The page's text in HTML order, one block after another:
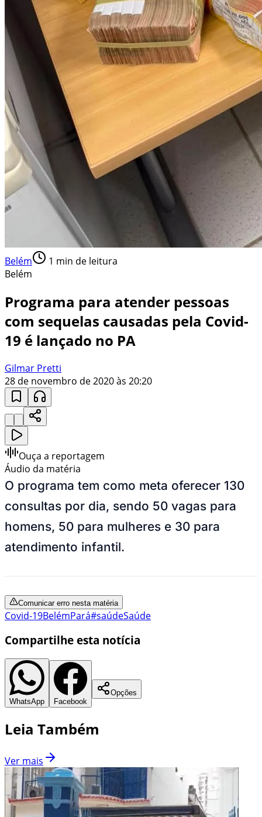
Belém 1 min de leitura
Belém
Programa para atender pessoas
com sequelas causadas pela Covid-
19 é lançado no PA
Gilmar Pretti
28 de novembro de 2020 às 20:20
Ouça a reportagem
Áudio da matéria
O programa tem como meta oferecer 130
consultas por dia, sendo 50 vagas para
homens, 50 para mulheres e 30 para
atendimento infantil.
Comunicar erro nesta matéria
Covid-19BelémPará#saúdeSaúde
Compartilhe esta notícia
WhatsApp Facebook
Opções
Leia Também
Ver mais